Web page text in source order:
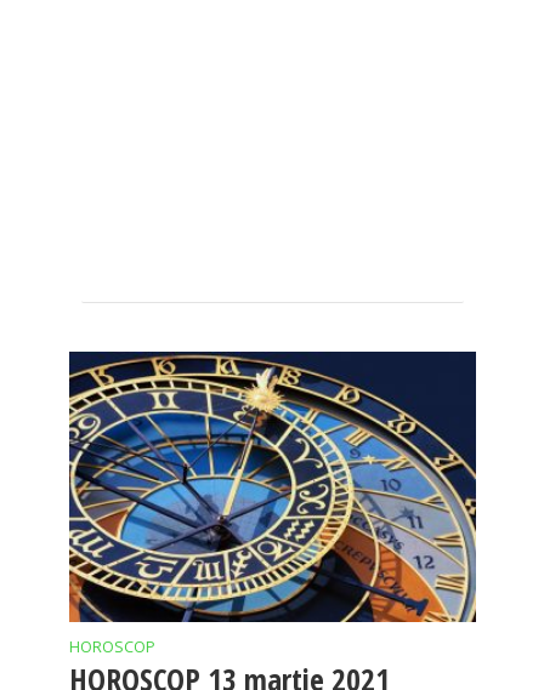
HOROSCOP
HOROSCOP 13 martie 2021